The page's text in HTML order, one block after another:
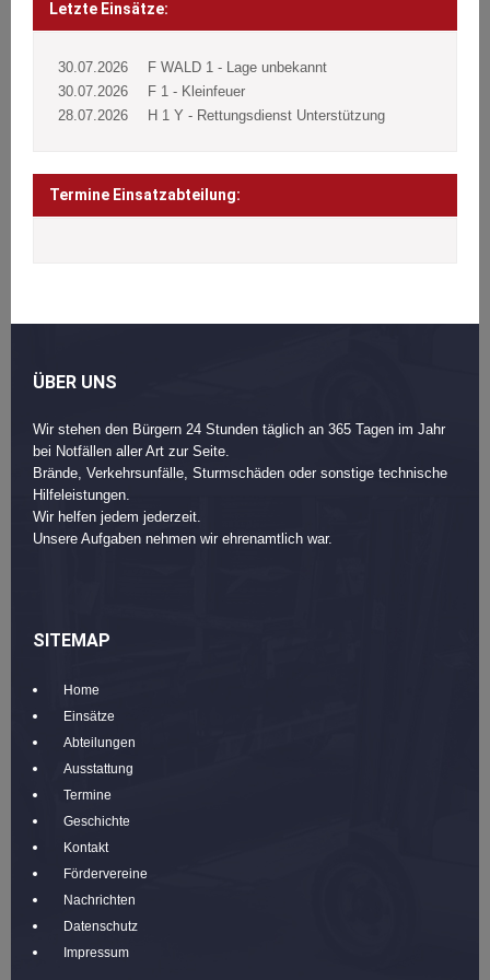
navigation
Letzte Einsätze:
30.07.2026
F WALD 1 - Lage unbekannt
30.07.2026
F 1 - Kleinfeuer
28.07.2026
H 1 Y - Rettungsdienst Unterstützung
Termine Einsatzabteilung:
ÜBER UNS
Wir stehen den Bürgern 24 Stunden täglich an 365 Tagen im Jahr
bei Notfällen aller Art zur Seite.
Brände, Verkehrsunfälle, Sturmschäden oder sonstige technische
Hilfeleistungen.
Wir helfen jedem jederzeit.
Unsere Aufgaben nehmen wir ehrenamtlich war.
SITEMAP
Home
Einsätze
Abteilungen
Ausstattung
Termine
Geschichte
Kontakt
Fördervereine
Nachrichten
Datenschutz
Impressum